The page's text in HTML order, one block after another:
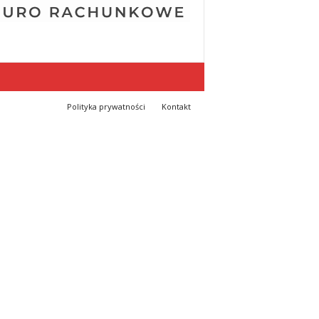
Polityka prywatności Kontakt